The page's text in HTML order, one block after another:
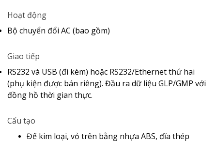
Hoạt động
Bộ chuyển đổi AC (bao gồm)
Giao tiếp
RS232 và USB (đi kèm) hoặc RS232/Ethernet thứ hai
(phụ kiện được bán riêng). Đầu ra dữ liệu GLP/GMP với
đồng hồ thời gian thực.
Cấu tạo
Đế kim loại, vỏ trên bằng nhựa ABS, đĩa thép